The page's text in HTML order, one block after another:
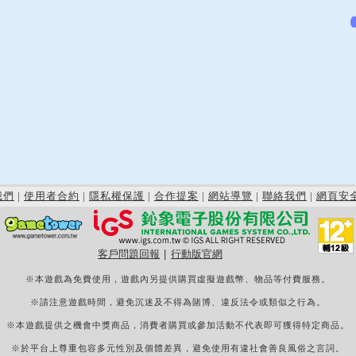
們 | 使用者合約 | 隱私權保護 | 合作提案 | 網站導覽 | 聯絡我們 | 網頁安
客戶問題回報 行動版官網
※本遊戲為免費使用，遊戲內另提供購買虛擬遊戲幣、物品等付費服務。
※請注意遊戲時間，避免沉迷及不得為賭博、違反法令或類似之行為。
※本遊戲提供之機會中獎商品，消費者購買或參加活動不代表即可獲得特定商品。
※於平台上尊重包容多元性別及個體差異，避免使用有違社會善良風俗之言詞。